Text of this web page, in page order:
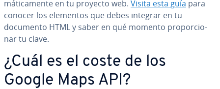
má­ti­ca­me­n­te en tu proyecto web. Visita esta guía para
conocer los elementos que debes integrar en tu
documento HTML y saber en qué momento pro­po­r­cio­
nar tu clave.
¿Cuál es el coste de los
Google Maps API?